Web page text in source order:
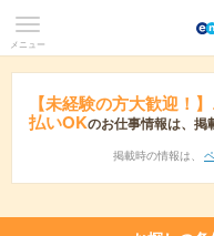
メニュー
【未経験の方大歓迎！
払いOKのお仕事情報は、掲
掲載時の情報は、